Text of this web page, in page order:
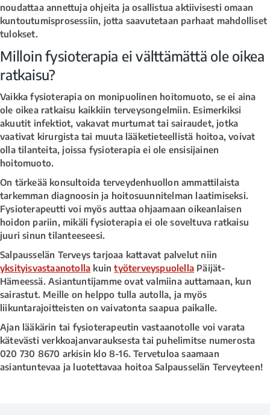
noudattaa annettuja ohjeita ja osallistua aktiivisesti omaan
kuntoutumisprosessiin, jotta saavutetaan parhaat mahdolliset
tulokset.
Milloin fysioterapia ei välttämättä ole oikea
ratkaisu?
Vaikka fysioterapia on monipuolinen hoitomuoto, se ei aina
ole oikea ratkaisu kaikkiin terveysongelmiin. Esimerkiksi
akuutit infektiot, vakavat murtumat tai sairaudet, jotka
vaativat kirurgista tai muuta lääketieteellistä hoitoa, voivat
olla tilanteita, joissa fysioterapia ei ole ensisijainen
hoitomuoto.
On tärkeää konsultoida terveydenhuollon ammattilaista
tarkemman diagnoosin ja hoitosuunnitelman laatimiseksi.
Fysioterapeutti voi myös auttaa ohjaamaan oikeanlaisen
hoidon pariin, mikäli fysioterapia ei ole soveltuva ratkaisu
juuri sinun tilanteeseesi.
Salpausselän Terveys tarjoaa kattavat palvelut niin
yksityisvastaanotolla kuintyöterveyspuolella Päijät-
Hämeessä. Asiantuntijamme ovat valmiina auttamaan, kun
sairastut. Meille on helppo tulla autolla, ja myös
liikuntarajoitteisten on vaivatonta saapua paikalle.
Ajan lääkärin tai fysioterapeutin vastaanotolle voi varata
kätevästi verkkoajanvarauksesta tai puhelimitse numerosta
020 730 8670 arkisin klo 8-16. Tervetuloa saamaan
asiantuntevaa ja luotettavaa hoitoa Salpausselän Terveyteen!